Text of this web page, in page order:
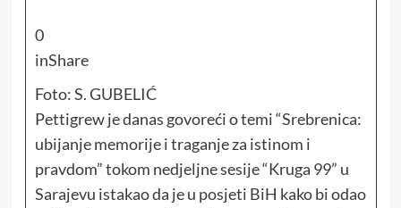
0
inShare
Foto: S. GUBELIĆ
Pettigrew je danas govoreći o temi “Srebrenica:
ubijanje memorije i traganje za istinom i
pravdom” tokom nedjeljne sesije “Kruga 99” u
Sarajevu istakao da je u posjeti BiH kako bi odao